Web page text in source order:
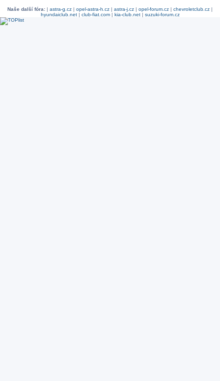
Naše další fóra: | astra-g.cz | opel-astra-h.cz | astra-j.cz | opel-forum.cz | chevroletclub.cz |
hyundaiclub.net| club-fiat.com| kia-club.net| suzuki-forum.cz